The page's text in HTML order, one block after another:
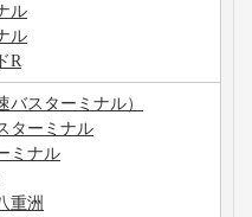
ル
ル
R
バスターミナル）
ターミナル
ミナル
重洲